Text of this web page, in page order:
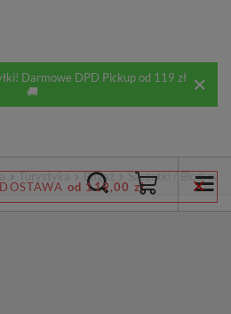
Darmowe DPD Pickup od 119 zł
🚚
od 119,00 zł
Turystyka Bagaż Saszetki / Biodrówki